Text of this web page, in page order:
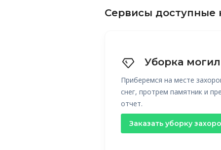
Сервисы доступные
Уборка могил
Приберемся на месте
снег, протрем памятник и
отчет.
Заказать уборку